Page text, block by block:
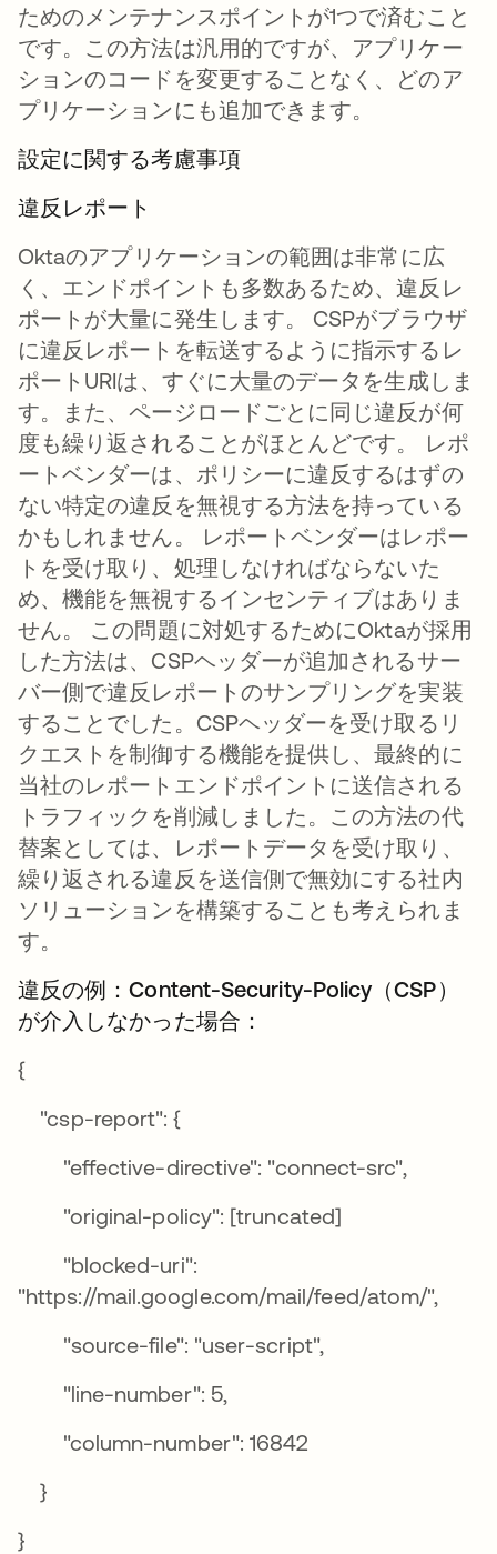
ためのメンテナンスポイントが1つで済むこと
です。この方法は汎用的ですが、アプリケー
ションのコードを変更することなく、どのア
プリケーションにも追加できます。
設定に関する考慮事項
違反レポート
Oktaのアプリケーションの範囲は非常に広
く、エンドポイントも多数あるため、違反レ
ポートが大量に発生します。 CSPがブラウザ
に違反レポートを転送するように指示するレ
ポートURIは、すぐに大量のデータを生成しま
す。また、ページロードごとに同じ違反が何
度も繰り返されることがほとんどです。 レポ
ートベンダーは、ポリシーに違反するはずの
ない特定の違反を無視する方法を持っている
かもしれません。 レポートベンダーはレポー
トを受け取り、処理しなければならないた
め、機能を無視するインセンティブはありま
せん。 この問題に対処するためにOktaが採用
した方法は、CSPヘッダーが追加されるサー
バー側で違反レポートのサンプリングを実装
することでした。CSPヘッダーを受け取るリ
クエストを制御する機能を提供し、最終的に
当社のレポートエンドポイントに送信される
トラフィックを削減しました。この方法の代
替案としては、レポートデータを受け取り、
繰り返される違反を送信側で無効にする社内
ソリューションを構築することも考えられま
す。
違反の例：Content-Security-Policy（CSP）
が介入しなかった場合：
{
"csp-report": {
"effective-directive": "connect-src",
"original-policy": [truncated]
"blocked-uri":
"https://mail.google.com/mail/feed/atom/",
"source-file": "user-script",
"line-number": 5,
"column-number": 16842
}
}